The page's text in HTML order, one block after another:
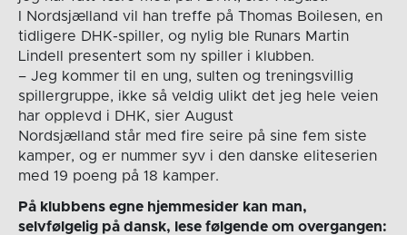
I Nordsjælland vil han treffe på Thomas Boilesen, en
tidligere DHK-spiller, og nylig ble Runars Martin
Lindell presentert som ny spiller i klubben.
– Jeg kommer til en ung, sulten og treningsvillig
spillergruppe, ikke så veldig ulikt det jeg hele veien
har opplevd i DHK, sier August
Nordsjælland står med fire seire på sine fem siste
kamper, og er nummer syv i den danske eliteserien
med 19 poeng på 18 kamper.
På klubbens egne hjemmesider kan man,
selvfølgelig på dansk, lese følgende om overgangen: